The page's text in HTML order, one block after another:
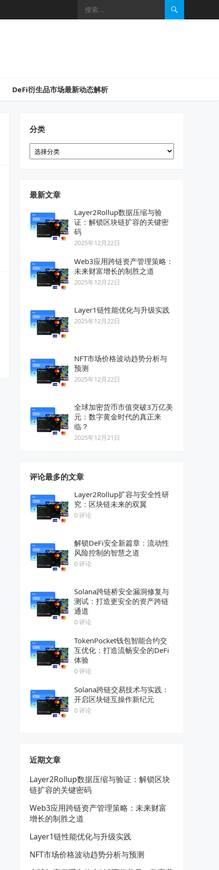
DeFi衍生品市场最新动态解析
分类
分
类
最新文章
Layer2Rollup数据压缩与验
证：解锁区块链扩容的关键密
码
2025年12月22日
Web3应用跨链资产管理策略：
未来财富增长的制胜之道
2025年12月22日
Layer1链性能优化与升级实践
2025年12月22日
NFT市场价格波动趋势分析与
预测
2025年12月22日
全球加密货币市值突破3万亿美
元：数字黄金时代的真正来
临？
2025年12月21日
评论最多的文章
Layer2Rollup扩容与安全性研
究：区块链未来的双翼
0 评论
解锁DeFi安全新篇章：流动性
风险控制的智慧之道
0 评论
Solana跨链桥安全漏洞修复与
测试：打造更安全的资产跨链
通道
0 评论
TokenPocket钱包智能合约交
互优化：打造流畅安全的DeFi
体验
0 评论
Solana跨链交易技术与实践：
开启区块链互操作新纪元
0 评论
近期文章
Layer2Rollup数据压缩与验证：解锁区块
链扩容的关键密码
Web3应用跨链资产管理策略：未来财富
增长的制胜之道
Layer1链性能优化与升级实践
NFT市场价格波动趋势分析与预测